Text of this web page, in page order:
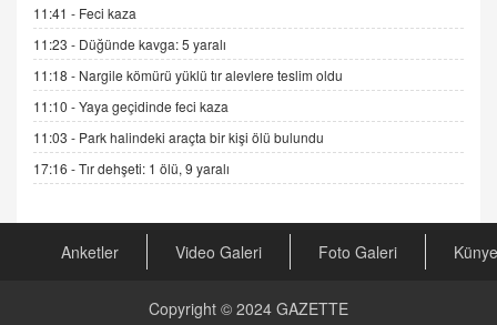
GÖNÜL MENEKŞE
Şifacının Yolu
04.11.2025 12:56
AV. RÜMEYSA ÖZKALE
Kira Uyuşmazlıklarında Dava Açmadan Önce
Arabulucuya Başvuru Şartı
CAN UĞURATEŞ
Değişen yapısıyla Suriye
11:41 - Feci kaza
11:23 - Düğünde kavga: 5 yaralı
11:18 - Nargile kömürü yüklü tır alevlere teslim oldu
11:10 -Yaya geçidinde feci kaza
11:03 - Park halindeki araçta bir kişi ölü bulundu
17:16 -Tır dehşeti: 1 ölü, 9 yaralı
Anketler Video Galeri Foto Galeri Künye
Copyright © 2024 GAZETTE